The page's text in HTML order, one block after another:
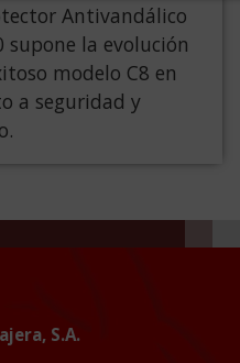
Antivandálico
supone la evolución
modelo C8 en
a seguridad y
S.A.